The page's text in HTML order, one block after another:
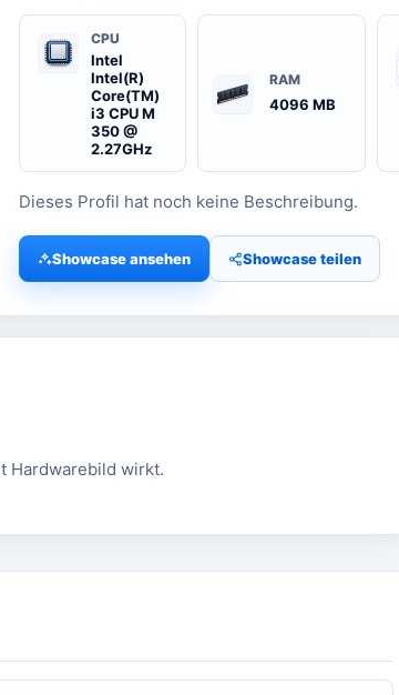
CPU
Intel
Intel(R)
Core(TM)
i3 CPU M
350 @
2.27GHz
RAM
4096 MB
Dieses Profil hat noch keine Beschreibung.
Showcase ansehen Showcase teilen
Hardwarebild wirkt.